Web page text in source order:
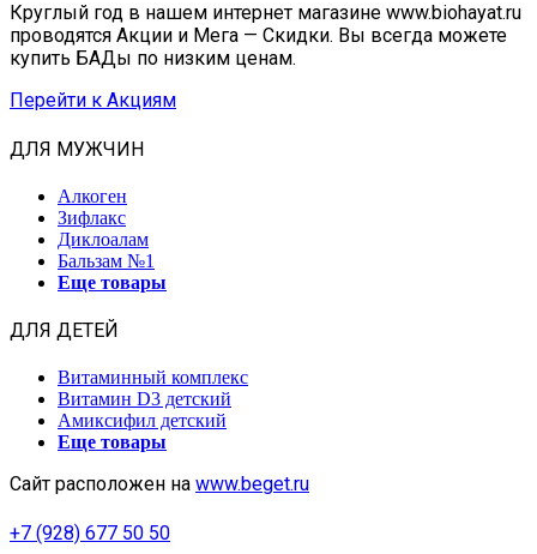
Круглый год в нашем интернет магазине www.biohayat.ru
проводятся Акции и Мега — Скидки. Вы всегда можете
купить БАДы по низким ценам.
Перейти к Акциям
ДЛЯ МУЖЧИН
Алкоген
Зифлакс
Диклоалам
Бальзам №1
Еще товары
ДЛЯ ДЕТЕЙ
Витаминный комплекс
Витамин D3 детский
Амиксифил детский
Еще товары
Сайт расположен на www.beget.ru
+7 (928) 677 50 50